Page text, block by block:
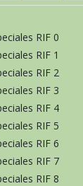
RIF 0
RIF 1
RIF 2
RIF 3
RIF 4
RIF 5
RIF 6
RIF 7
RIF 8